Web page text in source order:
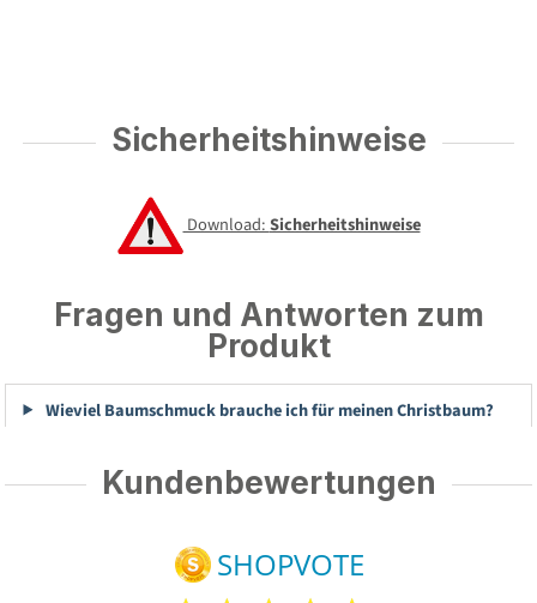
Sicherheitshinweise
Download:Sicherheitshinweise
Fragen und Antworten zum
Produkt
Wieviel Baumschmuck brauche ich für meinen Christbaum?
Kundenbewertungen